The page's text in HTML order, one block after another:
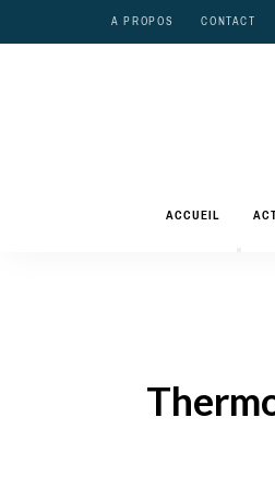
A PROPOS CONTACT
ACCUEIL